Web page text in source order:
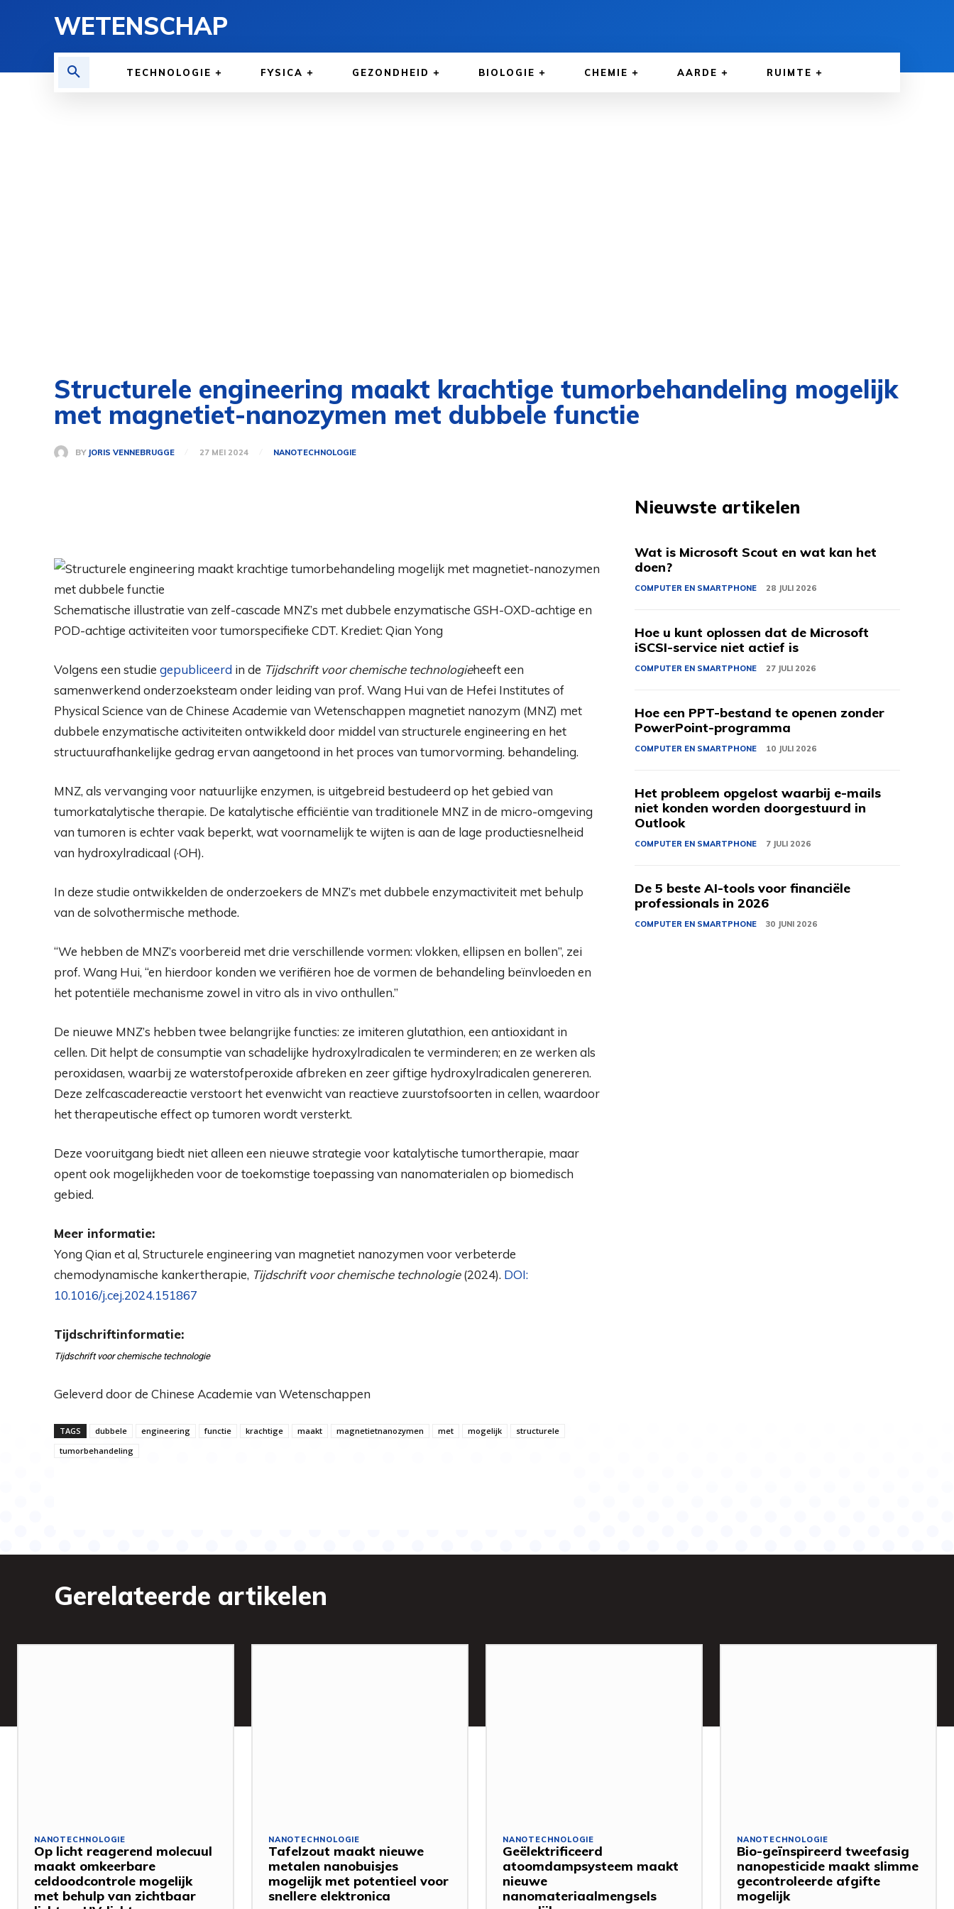
WETENSCHAP
TECHNOLOGIE FYSICA GEZONDHEID BIOLOGIE CHEMIE AARDE RUIMTE
Structurele engineering maakt krachtige tumorbehandeling mogelijk
met magnetiet-nanozymen met dubbele functie
BY JORIS VENNEBRUGGE 27 MEI 2024 NANOTECHNOLOGIE
Schematische illustratie van zelf-cascade MNZ’s met dubbele enzymatische GSH-OXD-achtige en
POD-achtige activiteiten voor tumorspecifieke CDT. Krediet: Qian Yong
Volgens een studie gepubliceerd in de Tijdschrift voor chemische technologieheeft een
samenwerkend onderzoeksteam onder leiding van prof. Wang Hui van de Hefei Institutes of
Physical Science van de Chinese Academie van Wetenschappen magnetiet nanozym (MNZ) met
dubbele enzymatische activiteiten ontwikkeld door middel van structurele engineering en het
structuurafhankelijke gedrag ervan aangetoond in het proces van tumorvorming. behandeling.
MNZ, als vervanging voor natuurlijke enzymen, is uitgebreid bestudeerd op het gebied van
tumorkatalytische therapie. De katalytische efficiëntie van traditionele MNZ in de micro-omgeving
van tumoren is echter vaak beperkt, wat voornamelijk te wijten is aan de lage productiesnelheid
van hydroxylradicaal (·OH).
In deze studie ontwikkelden de onderzoekers de MNZ’s met dubbele enzymactiviteit met behulp
van de solvothermische methode.
“We hebben de MNZ’s voorbereid met drie verschillende vormen: vlokken, ellipsen en bollen”, zei
prof. Wang Hui, “en hierdoor konden we verifiëren hoe de vormen de behandeling beïnvloeden en
het potentiële mechanisme zowel in vitro als in vivo onthullen.”
De nieuwe MNZ’s hebben twee belangrijke functies: ze imiteren glutathion, een antioxidant in
cellen. Dit helpt de consumptie van schadelijke hydroxylradicalen te verminderen; en ze werken als
peroxidasen, waarbij ze waterstofperoxide afbreken en zeer giftige hydroxylradicalen genereren.
Deze zelfcascadereactie verstoort het evenwicht van reactieve zuurstofsoorten in cellen, waardoor
het therapeutische effect op tumoren wordt versterkt.
Deze vooruitgang biedt niet alleen een nieuwe strategie voor katalytische tumortherapie, maar
opent ook mogelijkheden voor de toekomstige toepassing van nanomaterialen op biomedisch
gebied.
Meer informatie:
Yong Qian et al, Structurele engineering van magnetiet nanozymen voor verbeterde
chemodynamische kankertherapie, Tijdschrift voor chemische technologie(2024). DOI:
10.1016/j.cej.2024.151867
Tijdschriftinformatie:
Tijdschrift voor chemische technologie
Geleverd door de Chinese Academie van Wetenschappen
TAGS dubbele engineering functie krachtige maakt magnetietnanozymen met mogelijk
structurele
tumorbehandeling
Nieuwste artikelen
Wat is Microsoft Scout en wat kan het
doen?
COMPUTER EN SMARTPHONE 28 JULI 2026
Hoe u kunt oplossen dat de Microsoft
iSCSI-service niet actief is
COMPUTER EN SMARTPHONE 27 JULI 2026
Hoe een PPT-bestand te openen zonder
PowerPoint-programma
COMPUTER EN SMARTPHONE 10 JULI 2026
Het probleem opgelost waarbij e-mails
niet konden worden doorgestuurd in
Outlook
COMPUTER EN SMARTPHONE 7 JULI 2026
De 5 beste AI-tools voor financiële
professionals in 2026
COMPUTER EN SMARTPHONE 30 JUNI 2026
Gerelateerde artikelen
NANOTECHNOLOGIE
Op licht reagerend molecuul
maakt omkeerbare
celdoodcontrole mogelijk
met behulp van zichtbaar
NANOTECHNOLOGIE
Tafelzout maakt nieuwe
metalen nanobuisjes
mogelijk met potentieel voor
snellere elektronica
NANOTECHNOLOGIE
Geëlektrificeerd
atoomdampsysteem maakt
nieuwe
nanomateriaalmengsels
NANOTECHNOLOGIE
Bio-geïnspireerd tweefasig
nanopesticide maakt slimme
gecontroleerde afgifte
mogelijk